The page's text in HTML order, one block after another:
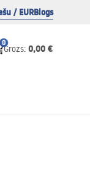
/ EURBlogs
0
Grozs: 0,00 €